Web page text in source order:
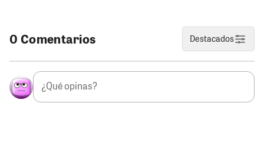
0 Comentarios Destacados